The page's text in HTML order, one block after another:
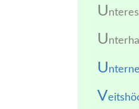
U
U
U
V